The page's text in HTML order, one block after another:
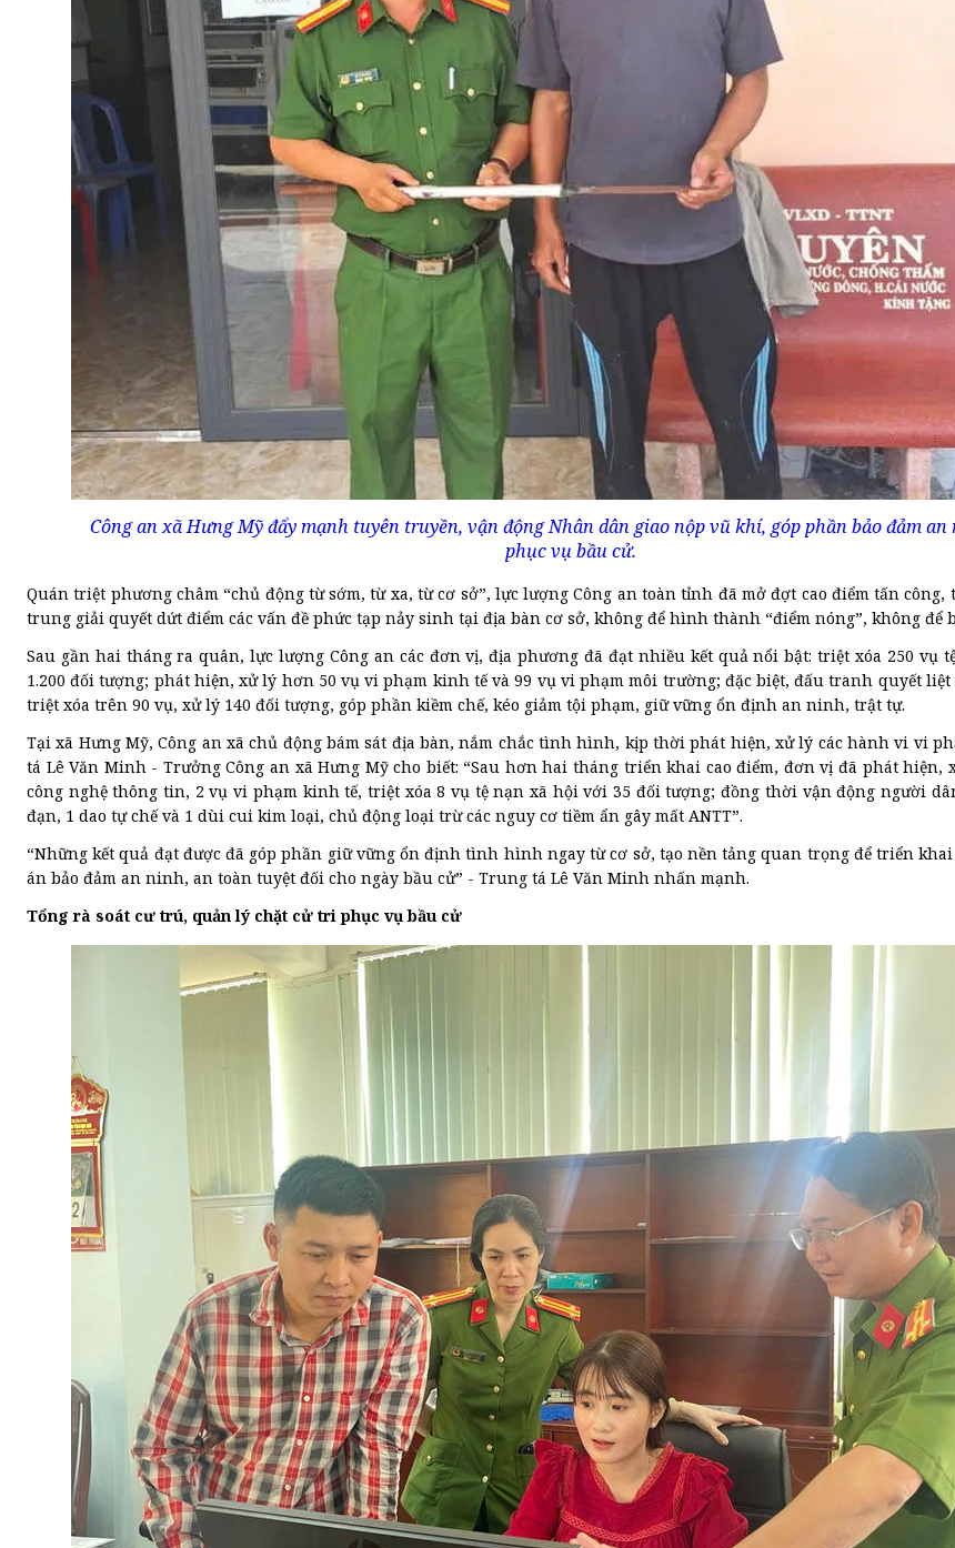
Công an xã Hưng Mỹ đẩy mạnh tuyên truyền, vận động Nhân dân giao nộp vũ khí, góp phần bảo đảm
phục vụ bầu cử.
Quán triệt phương châm “chủ động từ sớm, từ xa, từ cơ sở”, lực lượng Công an toàn tỉnh đã mở đợt cao điểm tấn
trung giải quyết dứt điểm các vấn đề phức tạp nảy sinh tại địa bàn cơ sở, không để hình thành “điểm nóng”, không để
Sau gần hai tháng ra quân, lực lượng Công an các đơn vị, địa phương đã đạt nhiều kết quả nổi bật: triệt xóa 250 vụ
1.200 đối tượng; phát hiện, xử lý hơn 50 vụ vi phạm kinh tế và 99 vụ vi phạm môi trường; đặc biệt, đấu tranh quyết
triệt xóa trên 90 vụ, xử lý 140 đối tượng, góp phần kiềm chế, kéo giảm tội phạm, giữ vững ổn định an ninh, trật tự.
Tại xã Hưng Mỹ, Công an xã chủ động bám sát địa bàn, nắm chắc tình hình, kịp thời phát hiện, xử lý các hành vi vi
tá Lê Văn Minh - Trưởng Công an xã Hưng Mỹ cho biết: “Sau hơn hai tháng triển khai cao điểm, đơn vị đã phát hiện,
công nghệ thông tin, 2 vụ vi phạm kinh tế, triệt xóa 8 vụ tệ nạn xã hội với 35 đối tượng; đồng thời vận động người
đạn, 1 dao tự chế và 1 dùi cui kim loại, chủ động loại trừ các nguy cơ tiềm ẩn gây mất ANTT”.
“Những kết quả đạt được đã góp phần giữ vững ổn định tình hình ngay từ cơ sở, tạo nền tảng quan trọng để triển
án bảo đảm an ninh, an toàn tuyệt đối cho ngày bầu cử” - Trung tá Lê Văn Minh nhấn mạnh.
Tổng rà soát cư trú, quản lý chặt cử tri phục vụ bầu cử